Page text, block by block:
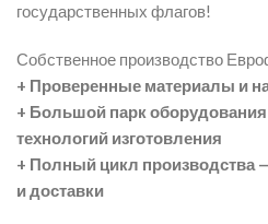
государственных флагов!
Собственное производство
+ Проверенные материалы и
+ Большой парк оборудования
технологий изготовления
+ Полный цикл производства
и доставки